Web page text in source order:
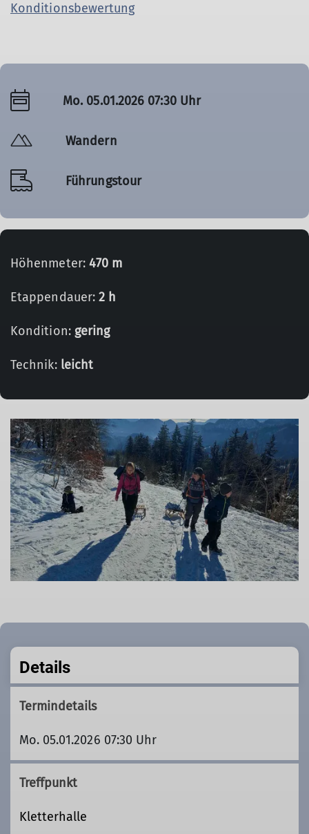
Konditionsbewertung
Mo. 05.01.2026 07:30 Uhr
Wandern
Führungstour
Höhenmeter: 470 m
Etappendauer:2 h
Kondition: gering
Technik: leicht
Details
Termindetails
Mo. 05.01.2026 07:30 Uhr
Treffpunkt
Kletterhalle